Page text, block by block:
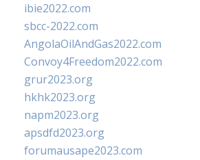
ibie2022.com
sbcc-2022.com
AngolaOilAndGas2022.com
Convoy4Freedom2022.com
grur2023.org
hkhk2023.org
napm2023.org
apsdfd2023.org
forumausape2023.com